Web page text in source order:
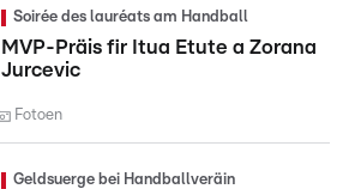
Soirée des lauréats am Handball
MVP-Präis fir Itua Etute a Zorana
Jurcevic
Fotoen
Geldsuerge bei Handballveräin